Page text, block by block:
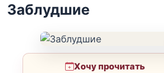
Заблудшие
Хочу прочитать